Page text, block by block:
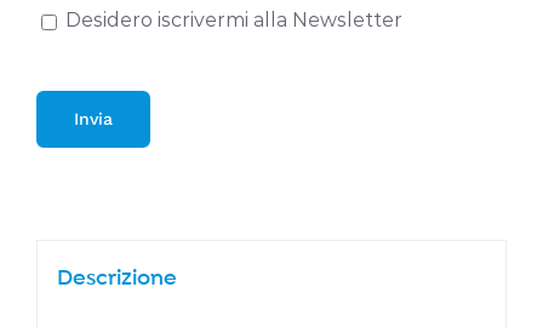
Desidero iscrivermi alla Newsletter
Descrizione